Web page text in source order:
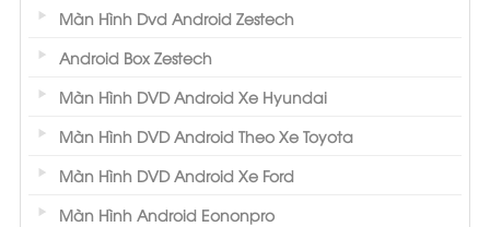
Màn Hình Dvd Android Zestech
Android Box Zestech
Màn Hình DVD Android Xe Hyundai
Màn Hình DVD Android Theo Xe Toyota
Màn Hình DVD Android Xe Ford
Màn Hình Android Eononpro